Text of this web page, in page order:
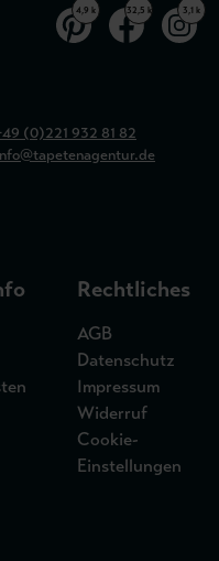
4,9 k 32,5 k 3,1 k
(0)221 932 81 82
Rechtliches
AGB
Datenschutz
Impressum
Widerruf
Cookie-
Einstellungen